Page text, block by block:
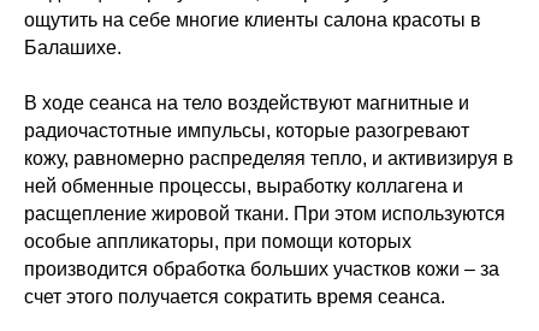
ощутить на себе многие клиенты салона красоты в
Балашихе.
В ходе сеанса на тело воздействуют магнитные и
радиочастотные импульсы, которые разогревают
кожу, равномерно распределяя тепло, и активизируя в
ней обменные процессы, выработку коллагена и
расщепление жировой ткани. При этом используются
особые аппликаторы, при помощи которых
производится обработка больших участков кожи – за
счет этого получается сократить время сеанса.